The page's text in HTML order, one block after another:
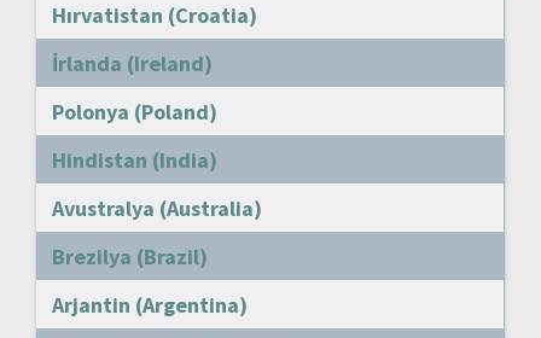
Hırvatistan (Croatia)
İrlanda (Ireland)
Polonya (Poland)
Hindistan (India)
Avustralya (Australia)
Brezilya (Brazil)
Arjantin (Argentina)